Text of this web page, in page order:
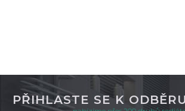
PŘIHLASTE SE K